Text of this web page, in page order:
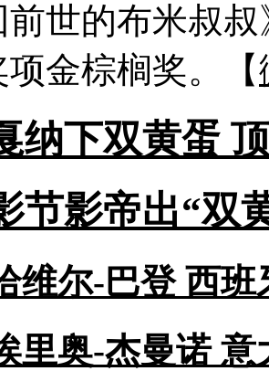
前世的布米叔
金棕榈奖。【
纳下双黄蛋
节影帝出“双
维尔-巴登 西班
里奥-杰曼诺 意